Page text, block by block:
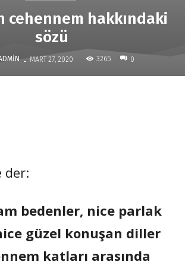
cehennem hakkındaki
sözü
- MART 27, 2020 3265 0
der:
bedenler, nice parlak
güzel konuşan diller
katları arasında